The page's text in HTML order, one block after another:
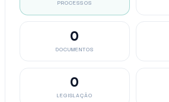
PROCESSOS
0
DOCUMENTOS
0
LEGISLAÇÃO